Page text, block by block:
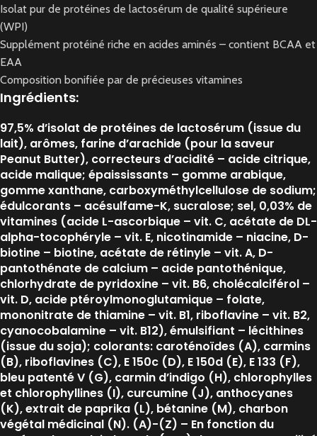
Isolat pur de protéines de lactosérum de qualité supérieure
(WPI)
Supplément protéiné riche en acides aminés – contient BCAA et
EAA
Composition bonifiée par de précieuses vitamines
Ingrédients:
97,5% d’isolat de protéines de lactosérum (issue du
lait), arômes, farine d’arachide (pour la saveur
Peanut Butter), correcteurs d’acidité – acide citrique,
acide malique; épaississants – gomme arabique,
gomme xanthane, carboxyméthylcellulose de sodium;
édulcorants – acésulfame-K, sucralose; sel, 0,03% de
vitamines (acide L-ascorbique – vit. C, acétate de DL-
alpha-tocophéryle – vit. E, nicotinamide – niacine, D-
biotine – biotine, acétate de rétinyle – vit. A, D-
pantothénate de calcium – acide pantothénique,
chlorhydrate de pyridoxine – vit. B6, cholécalciférol –
vit. D, acide ptéroylmonoglutamique – folate,
mononitrate de thiamine – vit. B1, riboflavine – vit. B2,
cyanocobalamine – vit. B12), émulsifiant – lécithines
(issue du soja); colorants: caroténoïdes (A), carmins
(B), riboflavines (C), E 150c (D), E 150d (E), E 133 (F),
bleu patenté V (G), carmin d’indigo (H), chlorophylles
et chlorophyllines (I), curcumine (J), anthocyanes
(K), extrait de paprika (L), bétanine (M), charbon
végétal médicinal (N). (A)-(Z) – En fonction du